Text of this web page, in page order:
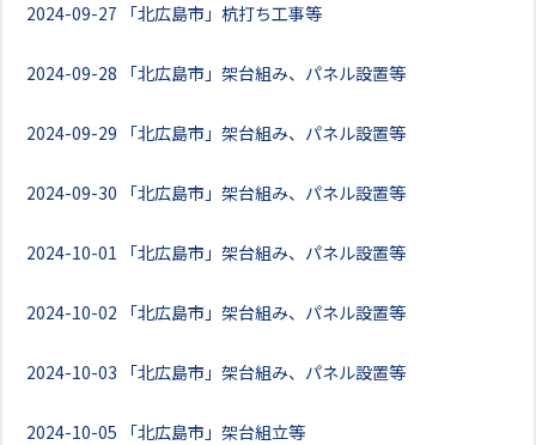
2024-09-27 「北広島市」杭打ち工事等
2024-09-28 「北広島市」架台組み、パネル設置等
2024-09-29 「北広島市」架台組み、パネル設置等
2024-09-30 「北広島市」架台組み、パネル設置等
2024-10-01 「北広島市」架台組み、パネル設置等
2024-10-02 「北広島市」架台組み、パネル設置等
2024-10-03 「北広島市」架台組み、パネル設置等
2024-10-05 「北広島市」架台組立等